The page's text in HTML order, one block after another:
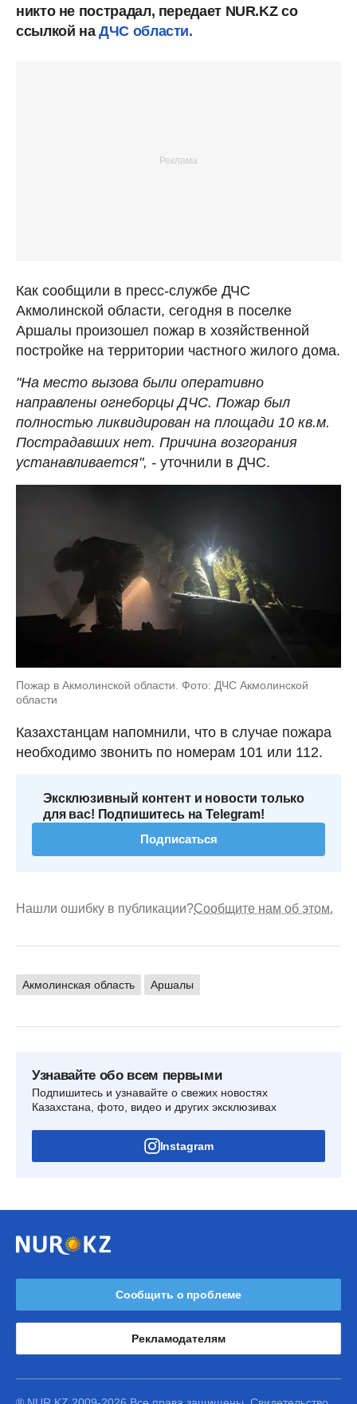
никто не пострадал, передает NUR.KZ со
ссылкой наДЧС области.
Как сообщили в пресс-службе ДЧС
Акмолинской области, сегодня в поселке
Аршалы произошел пожар в хозяйственной
постройке на территории частного жилого дома.
"На место вызова были оперативно
направлены огнеборцы ДЧС. Пожар был
полностью ликвидирован на площади 10 кв.м.
Пострадавших нет. Причина возгорания
устанавливается", - уточнили в ДЧС.
Пожар в Акмолинской области. Фото: ДЧС Акмолинской
области
Казахстанцам напомнили, что в случае пожара
необходимо звонить по номерам 101 или 112.
Эксклюзивный контент и новости только
для вас! Подпишитесь на Telegram!
Подписаться
Нашли ошибку в публикации?Сообщите нам об этом.
Акмолинская область Аршалы
Узнавайте обо всем первыми
Подпишитесь и узнавайте о свежих новостях
Казахстана, фото, видео и других эксклюзивах
Instagram
Сообщить о проблеме
Рекламодателям